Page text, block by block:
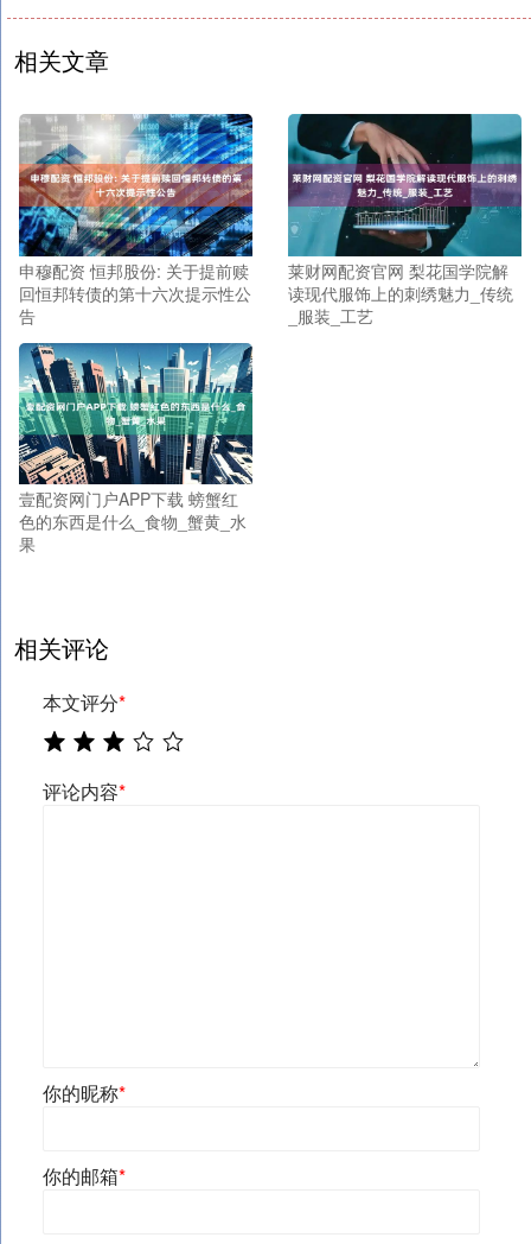
相关文章
申穆配资 恒邦股份: 关于提前赎
回恒邦转债的第十六次提示性公
告
莱财网配资官网 梨花国学院解
读现代服饰上的刺绣魅力_传统
_服装_工艺
壹配资网门户APP下载 螃蟹红
色的东西是什么_食物_蟹黄_水
果
相关评论
本文评分*
评论内容*
你的昵称*
你的邮箱*